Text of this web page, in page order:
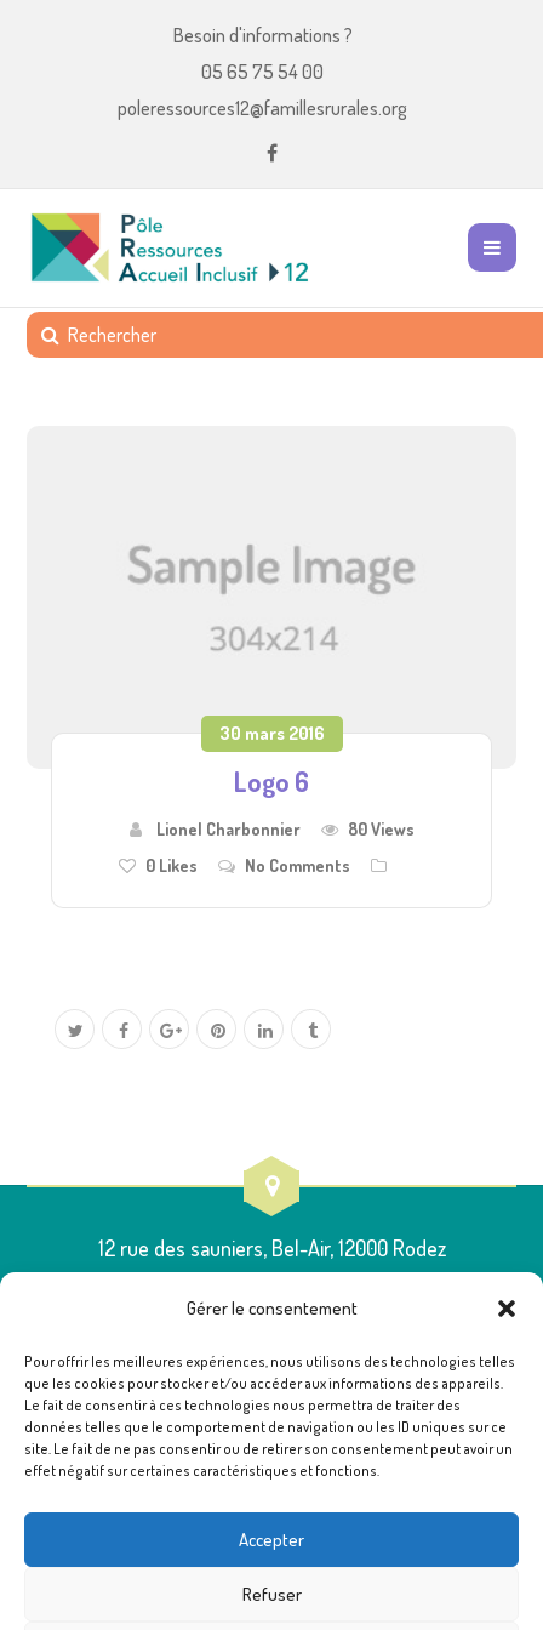
Gérer le consentement
Pour offrir les meilleures expériences, nous utilisons des technologies telles
que les cookies pour stocker et/ou accéder aux informations des appareils.
Le fait de consentir à ces technologies nous permettra de traiter des
données telles que le comportement de navigation ou les ID uniques sur ce
site. Le fait de ne pas consentir ou de retirer son consentement peut avoir un
effet négatif sur certaines caractéristiques et fonctions.
Accepter
Refuser
Besoin d'informations ?
05 65 75 54 00
poleressources12@famillesrurales.org
30 mars 2016
Logo 6
Lionel Charbonnier
80 Views
0 Likes No Comments
12 rue des sauniers, Bel-Air, 12000 Rodez
05 65 75 54 00
poleressources12@famillesrurales.org